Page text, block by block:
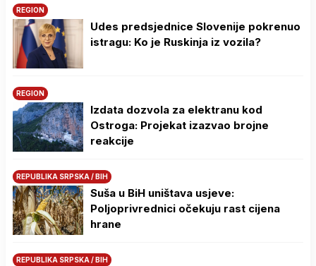
REGION
Udes predsjednice Slovenije pokrenuo
istragu: Ko je Ruskinja iz vozila?
REGION
Izdata dozvola za elektranu kod
Ostroga: Projekat izazvao brojne
reakcije
REPUBLIKA SRPSKA / BIH
Suša u BiH uništava usjeve:
Poljoprivrednici očekuju rast cijena
hrane
REPUBLIKA SRPSKA / BIH